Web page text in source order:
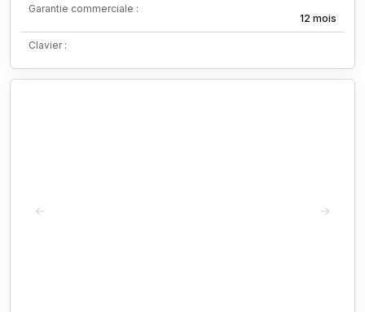
Garantie commerciale :
12 mois
Clavier :